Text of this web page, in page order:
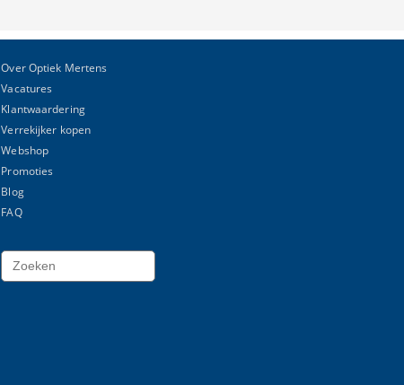
Over Optiek Mertens
Vacatures
Klantwaardering
Verrekijker kopen
Webshop
Promoties
Blog
FAQ